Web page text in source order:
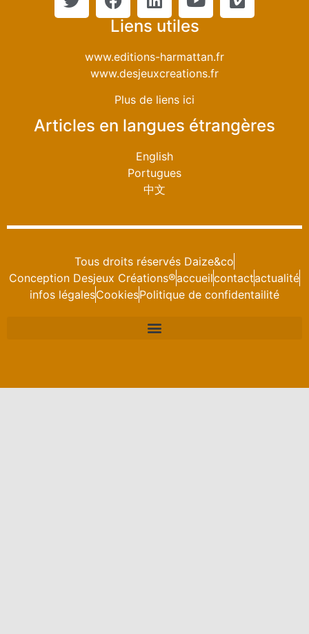
Liens utiles
www.editions-harmattan.fr
www.desjeuxcreations.fr
Plus de liens ici
Articles en langues étrangères
English
Portugues
中文
Tous droits réservés Daize&co
Conception Desjeux Créations®accueilcontactactualité
infos légalesCookiesPolitique de confidentailité